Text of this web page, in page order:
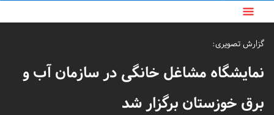
گزارش تصویری:
نمایشگاه مشاغل خانگی در سازمان آب و
برق خوزستان برگزار شد